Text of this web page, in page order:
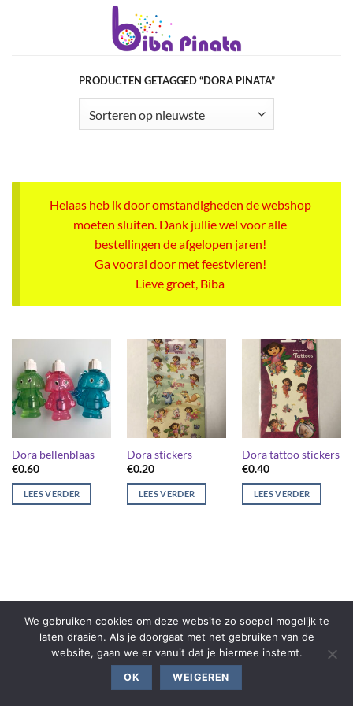
PRODUCTEN GETAGGED “DORA PINATA”
Helaas heb ik door omstandigheden de webshop
moeten sluiten. Dank jullie wel voor alle
bestellingen de afgelopen jaren!
Ga vooral door met feestvieren!
Lieve groet, Biba
Dora bellenblaas
€0.60
LEES VERDER
Dora stickers
€0.20
LEES VERDER
Dora tattoo stickers
€0.40
LEES VERDER
We gebruiken cookies om deze website zo soepel mogelijk te
laten draaien. Als je doorgaat met het gebruiken van de
website, gaan we er vanuit dat je hiermee instemt.
OK WEIGEREN